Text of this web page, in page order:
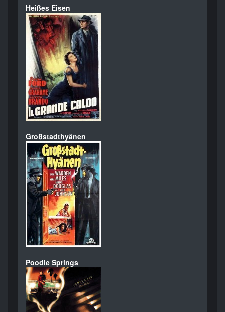
Heißes Eisen
Großstadthyänen
Poodle Springs